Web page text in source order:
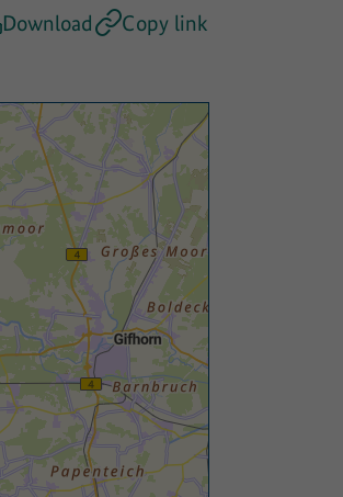
Download Copy link